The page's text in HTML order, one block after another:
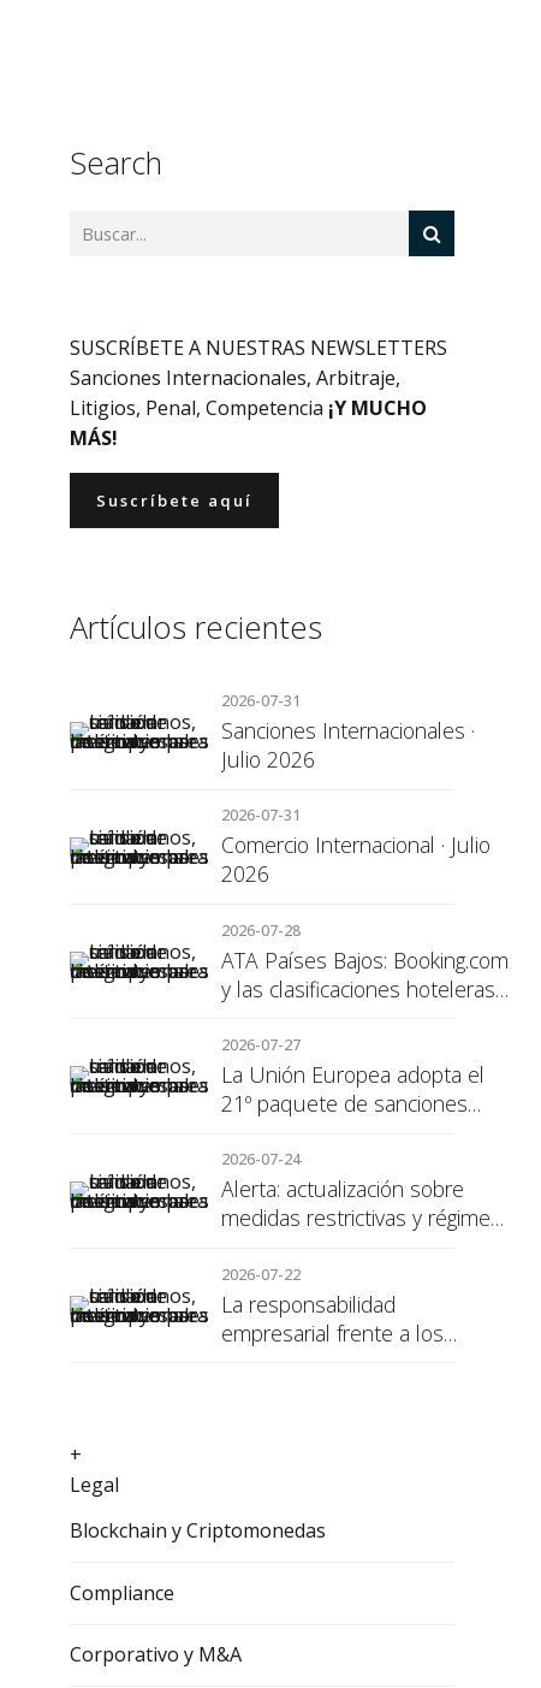
Search
SUSCRÍBETE A NUESTRAS NEWSLETTERS
Sanciones Internacionales, Arbitraje,
Litigios, Penal, Competencia ¡Y MUCHO
MÁS!
Suscríbete aquí
Artículos recientes
2026-07-31
Sanciones Internacionales ·
Julio 2026
2026-07-31
Comercio Internacional · Julio
2026
2026-07-28
ATA Países Bajos: Booking.com
y las clasificaciones hoteleras,
para el consumidor
2026-07-27
La Unión Europea adopta el
21º paquete de sanciones
2026-07-24
Alerta: actualización sobre
medidas restrictivas y régimen
2026-07-22
La responsabilidad
empresarial frente a los
+
Legal
Blockchain y Criptomonedas
Compliance
Corporativo y M&A